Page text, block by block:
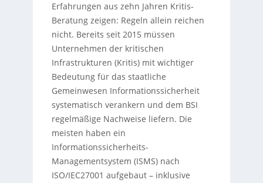
Erfahrungen aus zehn Jahren Kritis-
Beratung zeigen: Regeln allein reichen
nicht. Bereits seit 2015 müssen
Unternehmen der kritischen
Infrastrukturen (Kritis) mit wichtiger
Bedeutung für das staatliche
Gemeinwesen Informationssicherheit
systematisch verankern und dem BSI
regelmäßige Nachweise liefern. Die
meisten haben ein
Informationssicherheits-
Managementsystem (ISMS) nach
ISO/IEC27001 aufgebaut – inklusive